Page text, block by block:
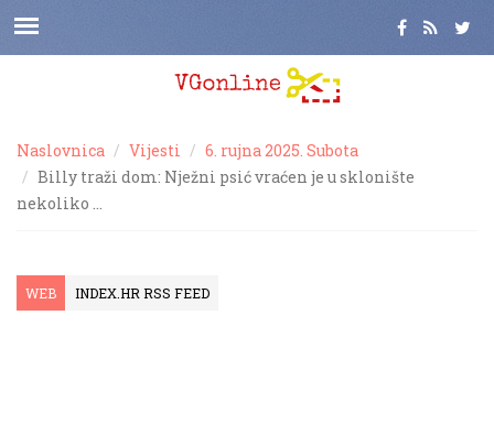
Naslovnica Vijesti
6. rujna 2025. Subota
Billy traži dom: Nježni psić vraćen je u sklonište
nekoliko …
WEB INDEX.HR RSS FEED